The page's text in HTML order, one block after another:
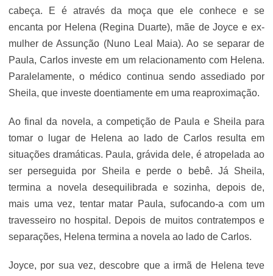
cabeça. E é através da moça que ele conhece e se
encanta por Helena (Regina Duarte), mãe de Joyce e ex-
mulher de Assunção (Nuno Leal Maia). Ao se separar de
Paula, Carlos investe em um relacionamento com Helena.
Paralelamente, o médico continua sendo assediado por
Sheila, que investe doentiamente em uma reaproximação.
Ao final da novela, a competição de Paula e Sheila para
tomar o lugar de Helena ao lado de Carlos resulta em
situações dramáticas. Paula, grávida dele, é atropelada ao
ser perseguida por Sheila e perde o bebê. Já Sheila,
termina a novela desequilibrada e sozinha, depois de,
mais uma vez, tentar matar Paula, sufocando-a com um
travesseiro no hospital. Depois de muitos contratempos e
separações, Helena termina a novela ao lado de Carlos.
Joyce, por sua vez, descobre que a irmã de Helena teve